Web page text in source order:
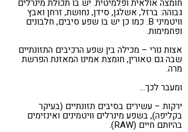
חומצה אולאית ופלמיטית. יש בו תכולת מינרלים
גבוהה: ברזל, אשלגן, סידן, נחושת, זרחן ואבץ
וויטמיני B. כמו כן יש בו שפע סיבים, חלבונים
ופחמימות.
אצות נורי – מכילה בין שפע הרכיבים התזונתיים
שבה גם טאורין, חומצת אמינו המאזנת הפרשת
מרה.
ומעבר לכך…
ירקות – עשירים בסיבים תזונתיים (בעיקר
בקליפה), בשפע מינרלים וויטמינים ואינזימים
בהיותם חיים (RAW).